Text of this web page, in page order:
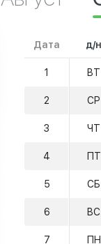
Дата д/н
1 ВТ
2 СР
3 ЧТ
4 ПТ
5 СБ
6 ВС
7 ПН